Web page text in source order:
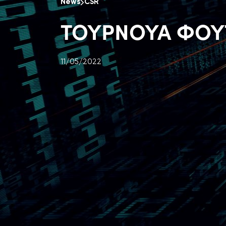
ΤΟΥΡΝΟΥΑ
11/05/2022